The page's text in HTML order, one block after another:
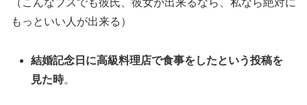
（こんなブスでも彼氏、彼女が出来るなら、私なら絶対に
もっといい人が出来る）
結婚記念日に高級料理店で食事をしたという投稿を
見た時。